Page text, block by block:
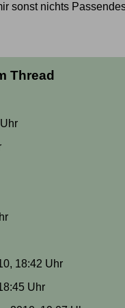
sonst nichts
Thread
18:42 Uhr
Uhr